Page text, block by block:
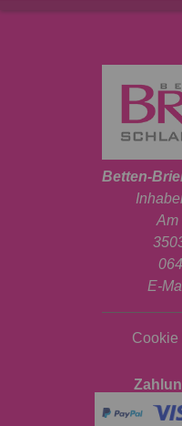
Betten-
Am
E-
Cookie